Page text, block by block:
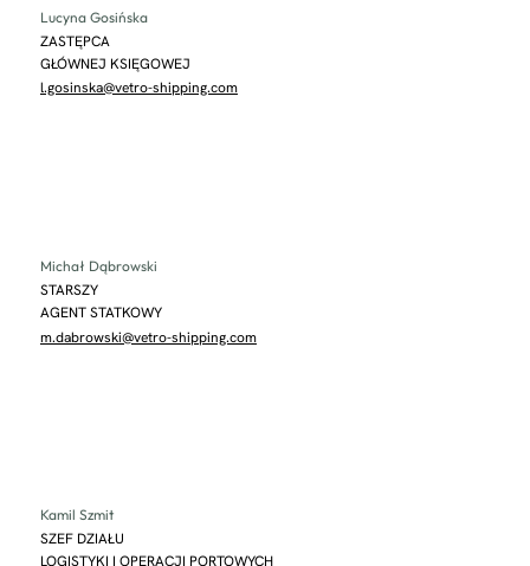
Lucyna Gosińska
ZASTĘPCA
GŁÓWNEJ KSIĘGOWEJ
l.gosinska@vetro-shipping.com
Michał Dąbrowski
STARSZY
AGENT STATKOWY
m.dabrowski@vetro-shipping.com
Kamil Szmit
SZEF DZIAŁU
LOGISTYKI I OPERACJI PORTOWYCH